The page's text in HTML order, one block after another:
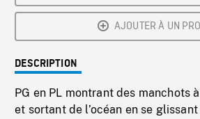
AJOUTER À UN
DESCRIPTION
PG en PL montrant des manchots
et sortant de l’océan en se